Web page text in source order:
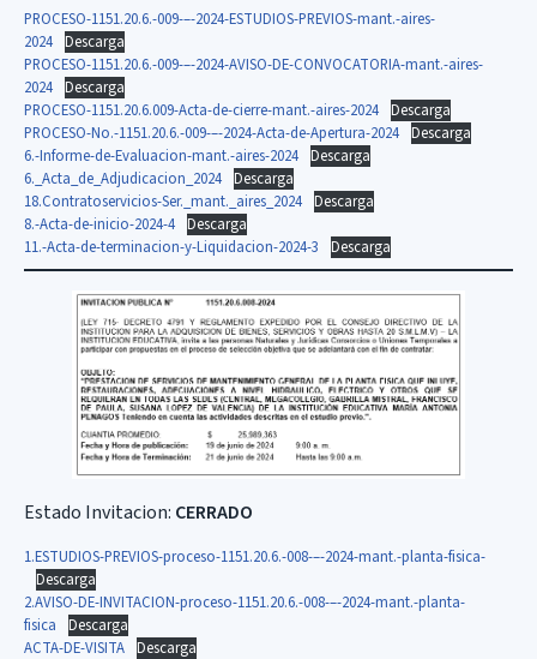
PROCESO-1151.20.6.-009-–-2024-ESTUDIOS-PREVIOS-mant.-aires-
2024 Descarga
PROCESO-1151.20.6.-009-–-2024-AVISO-DE-CONVOCATORIA-mant.-aires-
2024 Descarga
PROCESO-1151.20.6.009-Acta-de-cierre-mant.-aires-2024 Descarga
PROCESO-No.-1151.20.6.-009-–-2024-Acta-de-Apertura-2024 Descarga
6.-Informe-de-Evaluacion-mant.-aires-2024 Descarga
6._Acta_de_Adjudicacion_2024 Descarga
18.Contratoservicios-Ser._mant._aires_2024 Descarga
8.-Acta-de-inicio-2024-4 Descarga
11.-Acta-de-terminacion-y-Liquidacion-2024-3
Descarga
Estado Invitacion: CERRADO
1.ESTUDIOS-PREVIOS-proceso-1151.20.6.-008-–-2024-mant.-planta-fisica-
Descarga
2.AVISO-DE-INVITACION-proceso-1151.20.6.-008-–-2024-mant.-planta-
fisica
Descarga
ACTA-DE-VISITA Descarga